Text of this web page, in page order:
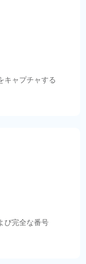
キャプチャする
び完全な番号